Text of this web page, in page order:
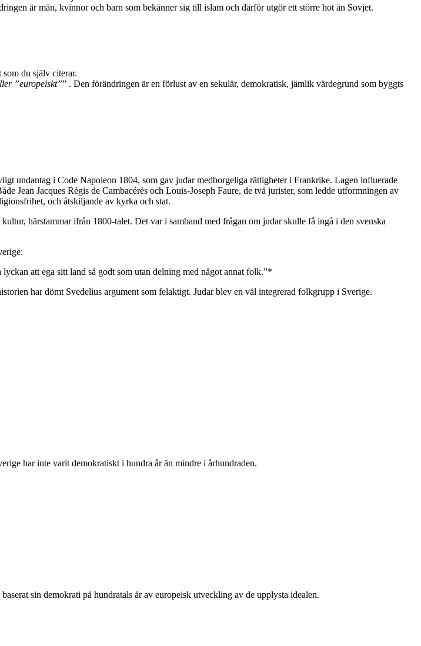
är män, kvinnor och barn som bekänner sig till islam och därför utgör ett större hot än Sovjet.
du själv citerar.
”europeiskt”” . Den förändringen är en förlust av en sekulär, demokratisk, jämlik värdegrund som byggts
undantag i Code Napoleon 1804, som gav judar medborgeliga rättigheter i Frankrike. Lagen influerade
Jean Jacques Régis de Cambacérès och Louis-Joseph Faure, de två jurister, som ledde utformningen av
och åtskiljande av kyrka och stat.
härstammar ifrån 1800-talet. Det var i samband med frågan om judar skulle få ingå i den svenska
att ega sitt land så godt som utan delning med något annat folk.”*
har dömt Svedelius argument som felaktigt. Judar blev en väl integrerad folkgrupp i Sverige.
har inte varit demokratiskt i hundra år än mindre i århundraden.
sin demokrati på hundratals år av europeisk utveckling av de upplysta idealen.